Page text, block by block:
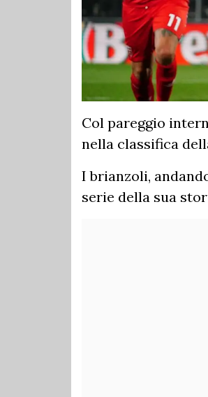
Col pareggio
nella classifica
I brianzoli,
serie della sua